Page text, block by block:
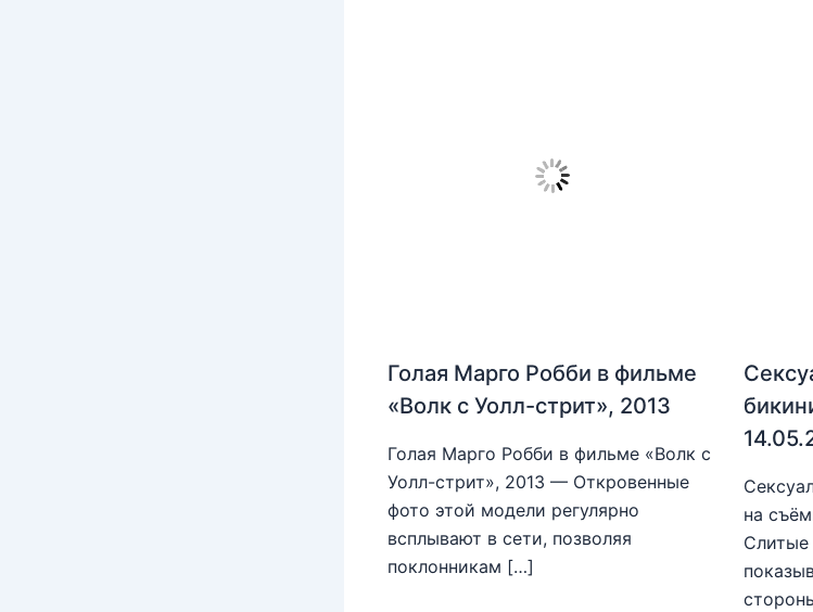
Голая Марго Робби в фильме
«Волк с Уолл-стрит», 2013
Голая Марго Робби в фильме «Волк с
Уолл-стрит», 2013 — Откровенные
фото этой модели регулярно
всплывают в сети, позволяя
поклонникам […]
на
Слитые